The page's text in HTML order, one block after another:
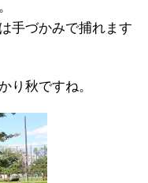
手づかみで捕れます
り秋ですね。